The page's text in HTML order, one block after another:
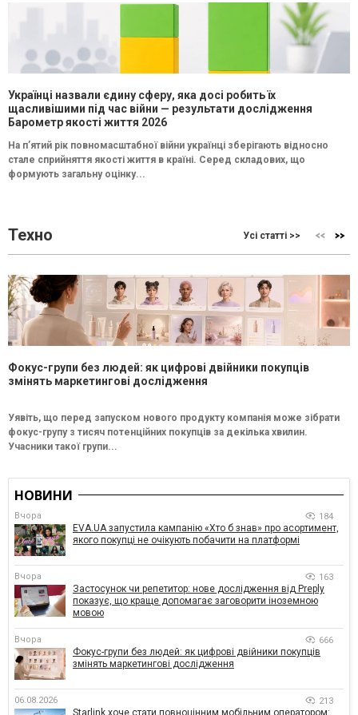
Українці назвали єдину сферу, яка досі робить їх
щасливішими під час війни — результати дослідження
Барометр якості життя 2026
На п’ятий рік повномасштабної війни українці зберігають відносно
стале сприйняття якості життя в країні. Серед складових, що
формують загальну оцінку...
Техно Усі статті >>
Фокус-групи без людей: як цифрові двійники покупців
змінять маркетингові дослідження
Уявіть, що перед запуском нового продукту компанія може зібрати
фокус-групу з тисяч потенційних покупців за декілька хвилин.
Учасники такої групи...
НОВИНИ
Вчора 184
EVA.UA запустила кампанію «Хто б знав» про асортимент,
якого покупці не очікують побачити на платформі
Вчора 163
Застосунок чи репетитор: нове дослідження від Preply
показує, що краще допомагає заговорити іноземною
мовою
Вчора 666
Фокус-групи без людей: як цифрові двійники покупців
змінять маркетингові дослідження
06.08.2026 213
Starlink хоче стати повноцінним мобільним оператором: